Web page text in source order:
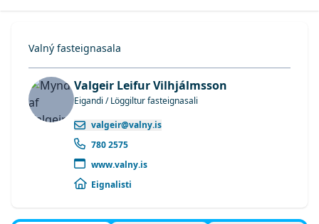
Valný fasteignasala
Valgeir Leifur Vilhjálmsson
Eigandi / Löggiltur fasteignasali
valgeir@valny.is
780 2575
www.valny.is
Eignalisti